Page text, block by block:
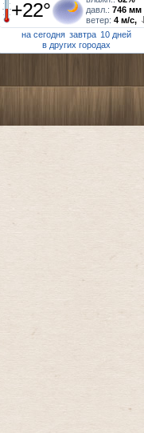
+22°
давл.:746 мм
ветер:4 м/с,
на сегодня завтра 10 дней
в других городах